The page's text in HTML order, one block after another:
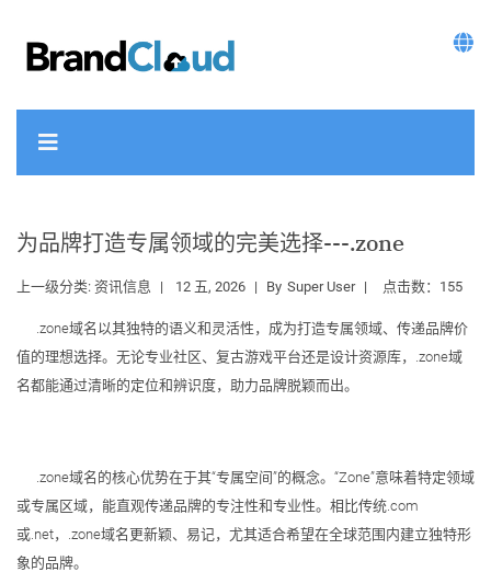
为品牌打造专属领域的完美选择---.zone
上一级分类: 资讯信息 12 五, 2026 By Super User 点击数：155
.zone域名以其独特的语义和灵活性，成为打造专属领域、传递品牌价
值的理想选择。无论专业社区、复古游戏平台还是设计资源库，.zone域
名都能通过清晰的定位和辨识度，助力品牌脱颖而出。
.zone域名的核心优势在于其“专属空间”的概念。“Zone”意味着特定领域
或专属区域，能直观传递品牌的专注性和专业性。相比传统.com
或.net，.zone域名更新颖、易记，尤其适合希望在全球范围内建立独特形
象的品牌。